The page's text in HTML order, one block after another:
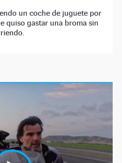
un coche de juguete por
quiso gastar una broma sin